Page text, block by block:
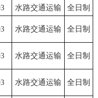
水路交通运输 全日制
水路交通运输 全日制
水路交通运输 全日制
水路交通运输 全日制